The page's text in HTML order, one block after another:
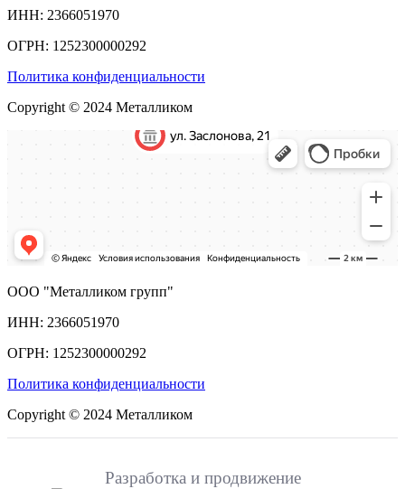
ИНН: 2366051970
ОГРН: 1252300000292
Политика конфиденциальности
Copyright © 2024 Металликом
ООО "Металликом групп"
ИНН: 2366051970
ОГРН: 1252300000292
Политика конфиденциальности
Copyright © 2024 Металликом
Разработка и продвижение